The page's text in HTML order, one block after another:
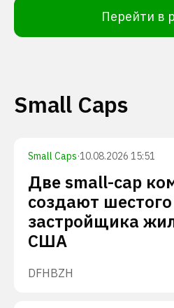
Перейти в
Small Caps
Small Caps·10.08.2026 15:51
Две small-cap
создают
застройщика
США
DFHBZH